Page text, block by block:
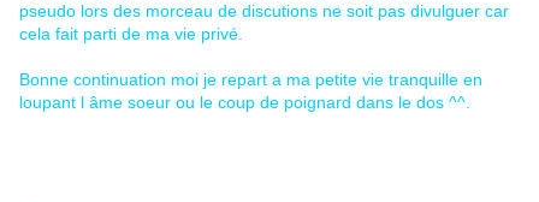
pseudo lors des morceau de discutions ne soit pas divulguer car
cela fait parti de ma vie privé.
Bonne continuation moi je repart a ma petite vie tranquille en
loupant l âme soeur ou le coup de poignard dans le dos ^^.